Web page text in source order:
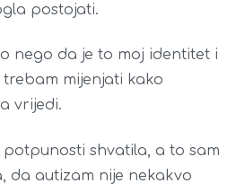
postojati.
nego da je to moj identitet i
mijenjati kako
vrijedi.
shvatila, a to sam
da autizam nije nekakvo